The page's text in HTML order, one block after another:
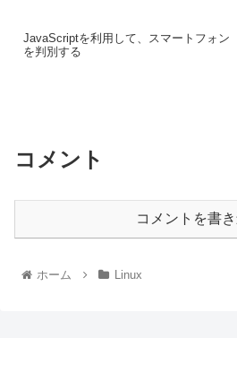
JavaScriptを利用して、スマートフォン
を判別する
コメント
コメントを書
ホーム Linux